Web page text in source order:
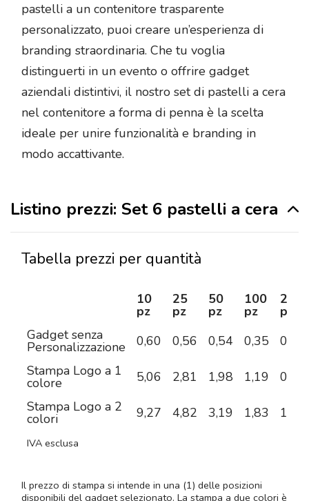
pastelli a un contenitore trasparente
personalizzato, puoi creare un’esperienza di
branding straordinaria. Che tu voglia
distinguerti in un evento o offrire gadget
aziendali distintivi, il nostro set di pastelli a cera
nel contenitore a forma di penna è la scelta
ideale per unire funzionalità e branding in
modo accattivante.
Listino prezzi: Set 6 pastelli a cera
Tabella prezzi per quantità
10
pz
25
pz
50
pz
100
pz
250
pz
Gadget senza
Personalizzazione 0,60 0,56 0,54 0,35
0,33
Stampa Logo a 1
colore 5,06 2,81 1,98 1,19
0,85
Stampa Logo a 2
colori 9,27 4,82 3,19 1,83 1,18
IVA esclusa
Il prezzo di stampa si intende in una (1) delle posizioni
disponibili del gadget selezionato. La stampa a due colori è